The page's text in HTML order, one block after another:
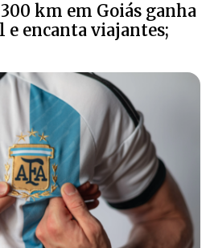
km em Goiás ganha
e encanta viajantes;